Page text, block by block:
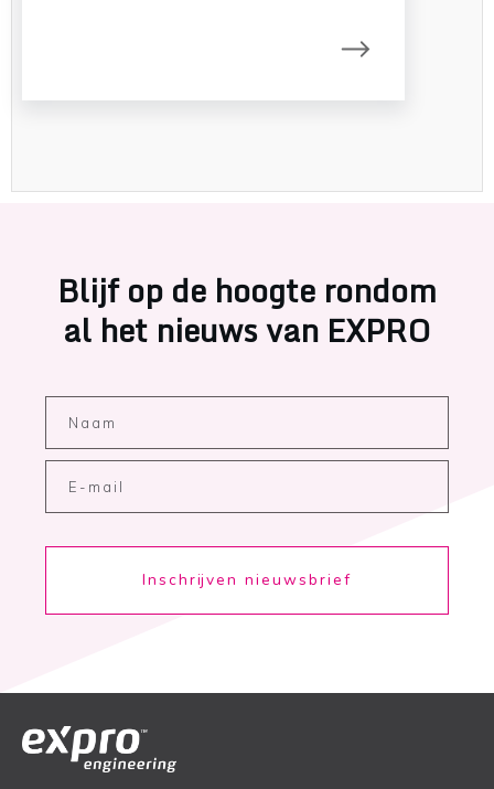
Blijf op de hoogte rondom
al het nieuws van EXPRO
Inschrijven nieuwsbrief